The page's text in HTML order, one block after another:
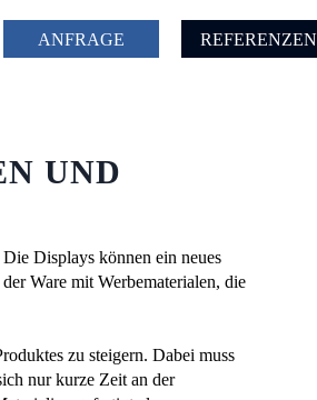
ANFRAGE REFERENZEN
UND
Displays können ein neues
Ware mit Werbematerialen, die
zu steigern. Dabei muss
nur kurze Zeit an der